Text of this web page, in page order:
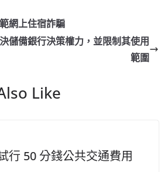
網上住宿詐騙
儲備銀行決策權力，並限制其使用
範圍
Like
行 50 分錢公共交通費用